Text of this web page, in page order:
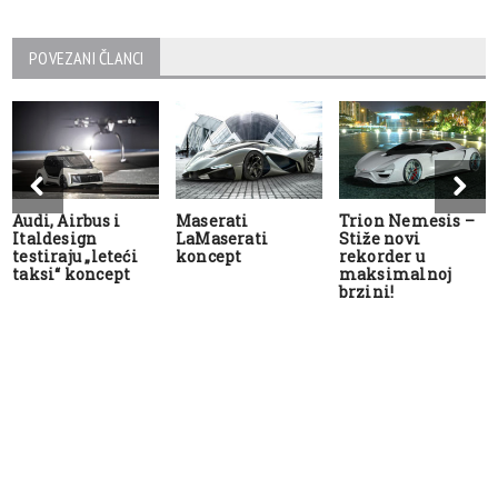
POVEZANI ČLANCI
Audi, Airbus i
Italdesign
testiraju „leteći
taksi“ koncept
Maserati
LaMaserati
koncept
Trion Nemesis –
Stiže novi
rekorder u
maksimalnoj
brzini!